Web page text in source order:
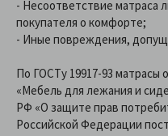
- Несоответствие матраса
покупателя о комфорте;
- Иные повреждения,
По ГОСТу 19917-93 матрасы
«Мебель для лежания и
РФ «О защите прав
Российской Федерации